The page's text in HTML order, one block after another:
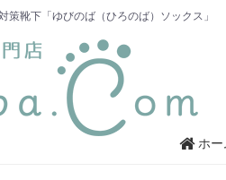
ホー
靴下「ゆびのば（ひろのば）ソックス」